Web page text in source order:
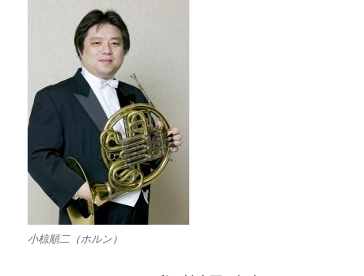
小椋順二（ホルン）